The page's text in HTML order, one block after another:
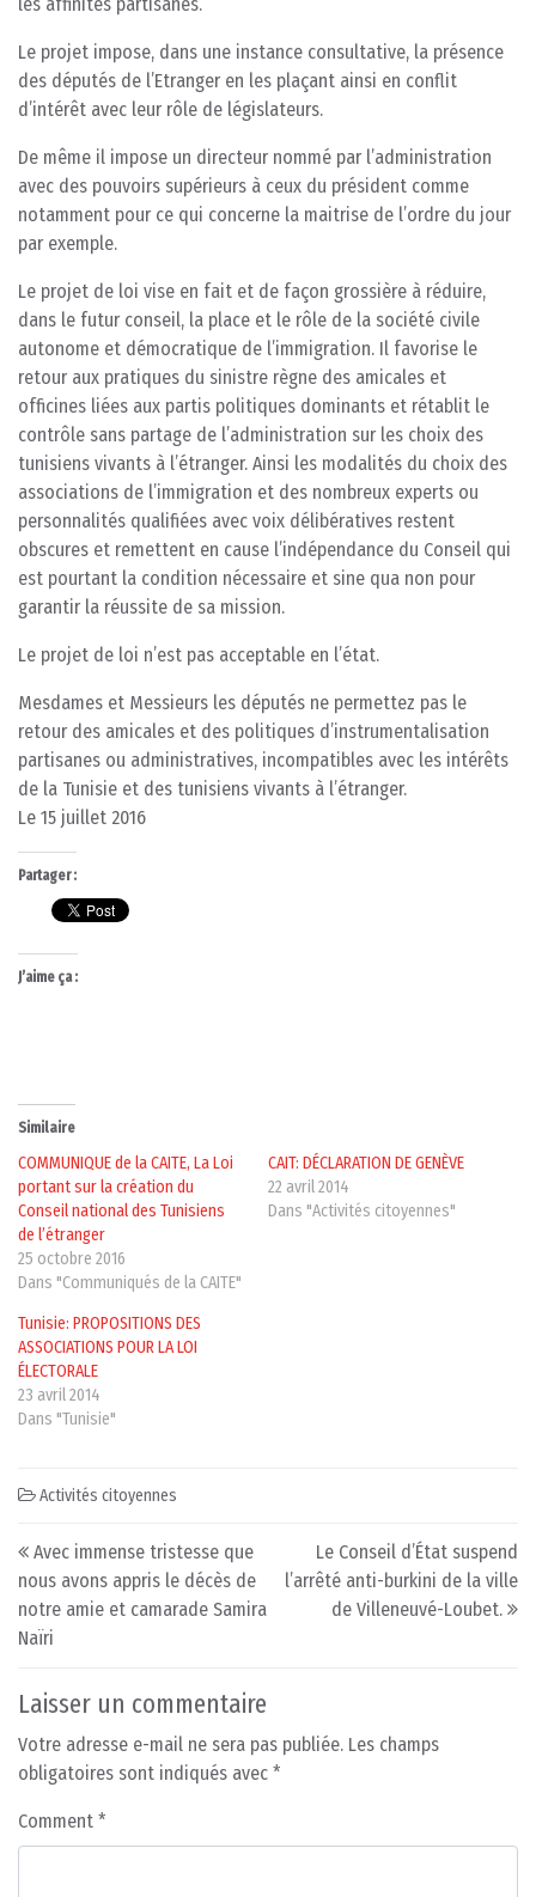
Le projet impose, dans une instance consultative, la présence
des députés de l’Etranger en les plaçant ainsi en conflit
d’intérêt avec leur rôle de législateurs.
De même il impose un directeur nommé par l’administration
avec des pouvoirs supérieurs à ceux du président comme
notamment pour ce qui concerne la maitrise de l’ordre du jour
par exemple.
Le projet de loi vise en fait et de façon grossière à réduire,
dans le futur conseil, la place et le rôle de la société civile
autonome et démocratique de l’immigration. Il favorise le
retour aux pratiques du sinistre règne des amicales et
officines liées aux partis politiques dominants et rétablit le
contrôle sans partage de l’administration sur les choix des
tunisiens vivants à l’étranger. Ainsi les modalités du choix des
associations de l’immigration et des nombreux experts ou
personnalités qualifiées avec voix délibératives restent
obscures et remettent en cause l’indépendance du Conseil qui
est pourtant la condition nécessaire et sine qua non pour
garantir la réussite de sa mission.
Le projet de loi n’est pas acceptable en l’état.
Mesdames et Messieurs les députés ne permettez pas le
retour des amicales et des politiques d’instrumentalisation
partisanes ou administratives, incompatibles avec les intérêts
de la Tunisie et des tunisiens vivants à l’étranger.
Le 15 juillet 2016
Partager :
J’aime ça :
Similaire
COMMUNIQUE de la CAITE, La Loi
portant sur la création du
Conseil national des Tunisiens
de l’étranger
25 octobre 2016
Dans "Communiqués de la CAITE"
CAIT: DÉCLARATION DE GENÈVE
22 avril 2014
Dans "Activités citoyennes"
Tunisie: PROPOSITIONS DES
ASSOCIATIONS POUR LA LOI
ÉLECTORALE
23 avril 2014
Dans "Tunisie"
Activités citoyennes
Post navigation
Avec immense tristesse que
nous avons appris le décès de
notre amie et camarade Samira
Naïri
Le Conseil d’État suspend
l’arrêté anti-burkini de la ville
de Villeneuvé-Loubet.
Laisser un commentaire
Votre adresse e-mail ne sera pas publiée. Les champs
obligatoires sont indiqués avec *
Comment *